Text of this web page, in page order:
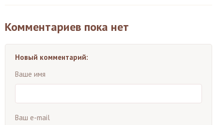
Комментариев пока нет
Новый комментарий:
Ваше имя
Ваш e-mail